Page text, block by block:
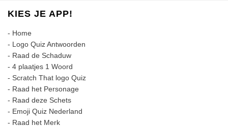
KIES JE APP!
- Home
- Logo Quiz Antwoorden
- Raad de Schaduw
- 4 plaatjes 1 Woord
- Scratch That logo Quiz
- Raad het Personage
- Raad deze Schets
- Emoji Quiz Nederland
- Raad het Merk